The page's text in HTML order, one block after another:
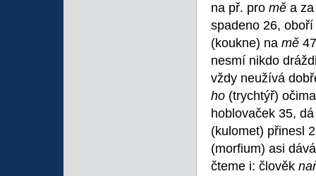
na př. pro mě a
spadeno 26,
(koukne) na mě
nesmí nikdo
vždy neužívá
ho (trychtýř)
hoblovaček 35,
(kulomet) přinesl
(morfium) asi
čteme i: člověk